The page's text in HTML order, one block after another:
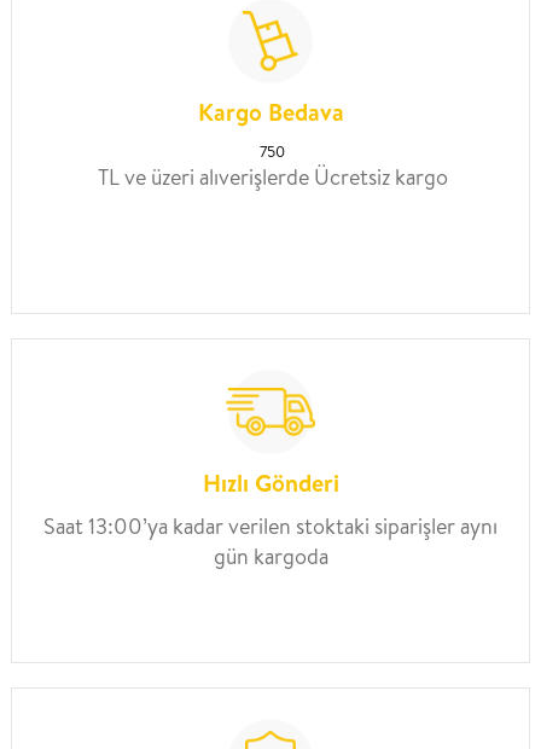
Kargo Bedava
750
TL ve üzeri alıverişlerde Ücretsiz kargo
Hızlı Gönderi
Saat 13:00’ya kadar verilen stoktaki siparişler aynı
gün kargoda